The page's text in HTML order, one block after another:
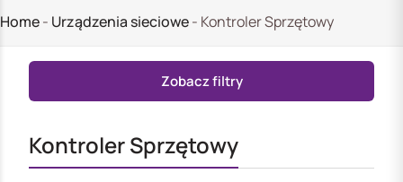
Home- Urządzenia sieciowe- Kontroler Sprzętowy
Kontroler Sprzętowy
Zobacz filtry